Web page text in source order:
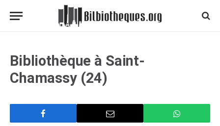
Bibliothèque à Saint-
Chamassy (24)